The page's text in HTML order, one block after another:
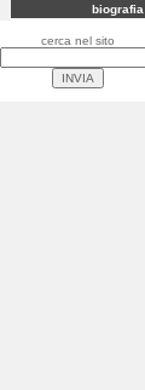
biografia
cerca nel sito